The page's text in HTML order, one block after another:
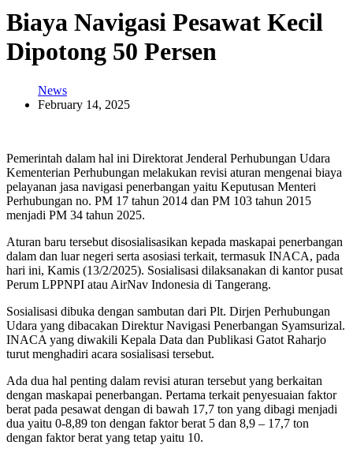
Biaya Navigasi Pesawat Kecil
Dipotong 50 Persen
News
February 14, 2025
Pemerintah dalam hal ini Direktorat Jenderal Perhubungan Udara
Kementerian Perhubungan melakukan revisi aturan mengenai biaya
pelayanan jasa navigasi penerbangan yaitu Keputusan Menteri
Perhubungan no. PM 17 tahun 2014 dan PM 103 tahun 2015
menjadi PM 34 tahun 2025.
Aturan baru tersebut disosialisasikan kepada maskapai penerbangan
dalam dan luar negeri serta asosiasi terkait, termasuk INACA, pada
hari ini, Kamis (13/2/2025). Sosialisasi dilaksanakan di kantor pusat
Perum LPPNPI atau AirNav Indonesia di Tangerang.
Sosialisasi dibuka dengan sambutan dari Plt. Dirjen Perhubungan
Udara yang dibacakan Direktur Navigasi Penerbangan Syamsurizal.
INACA yang diwakili Kepala Data dan Publikasi Gatot Raharjo
turut menghadiri acara sosialisasi tersebut.
Ada dua hal penting dalam revisi aturan tersebut yang berkaitan
dengan maskapai penerbangan. Pertama terkait penyesuaian faktor
berat pada pesawat dengan di bawah 17,7 ton yang dibagi menjadi
dua yaitu 0-8,89 ton dengan faktor berat 5 dan 8,9 – 17,7 ton
dengan faktor berat yang tetap yaitu 10.